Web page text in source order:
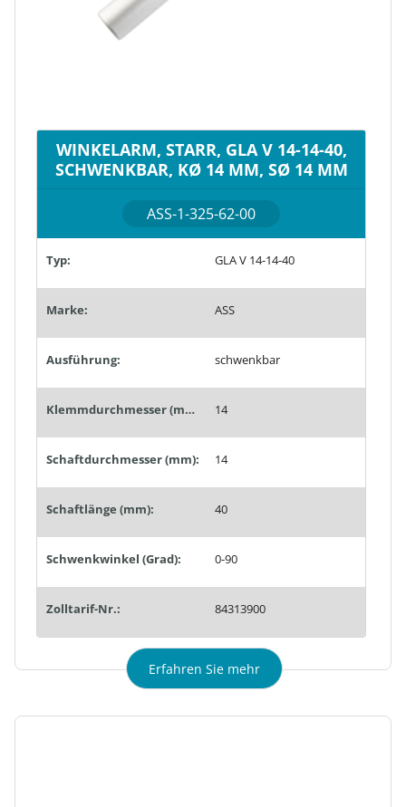
WINKELARM, STARR, GLA V 14-14-40,
SCHWENKBAR, KØ 14 MM, SØ 14 MM
ASS-1-325-62-00
Typ: GLA V 14-14-40
Marke: ASS
Ausführung: schwenkbar
Klemmdurchmesser (mm): 14
Schaftdurchmesser (mm): 14
Schaftlänge (mm): 40
Schwenkwinkel (Grad): 0-90
Zolltarif-Nr.: 84313900
Erfahren Sie mehr